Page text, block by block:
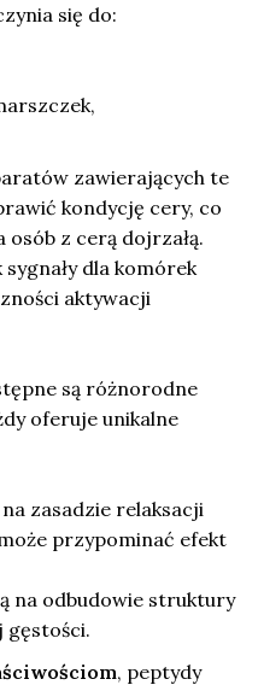
się do:
zawierających te
kondycję cery, co
z cerą dojrzałą.
dla komórek
aktywacji
są różnorodne
oferuje unikalne
zasadzie relaksacji
przypominać efekt
na odbudowie struktury
gęstości.
, peptydy